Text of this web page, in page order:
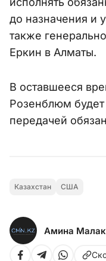
до назначения и
также
Еркин в Алматы.
В оставшееся
Розенблюм будет
передачей
Казахстан США
Амина